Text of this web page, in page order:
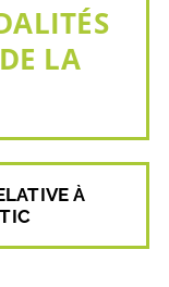
LA
À